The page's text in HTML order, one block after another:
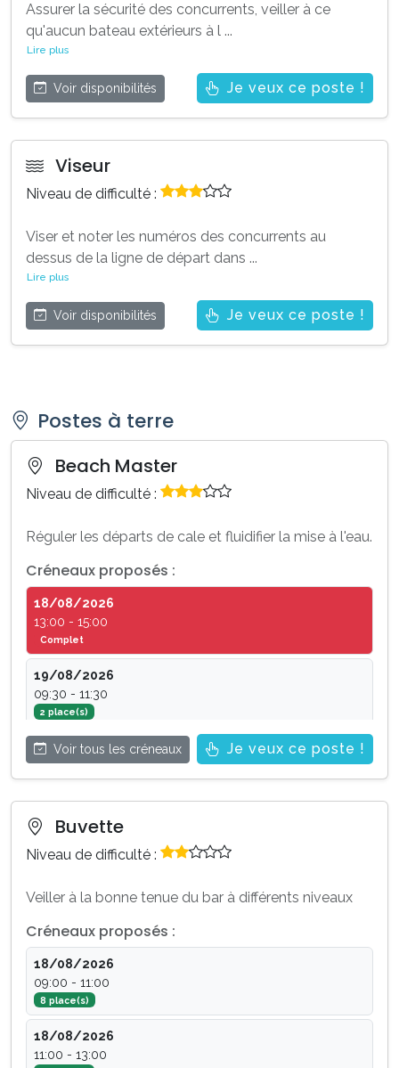
Assurer la sécurité des concurrents, veiller à ce
qu'aucun bateau extérieurs à l ...
Lire plus
Voir disponibilités Je veux ce poste !
Viseur
Niveau de difficulté :
Viser et noter les numéros des concurrents au
dessus de la ligne de départ dans ...
Lire plus
Voir disponibilités Je veux ce poste !
Postes à terre
Beach Master
Niveau de difficulté :
Réguler les départs de cale et fluidifier la mise à l'eau.
Créneaux proposés :
18/08/2026
13:00 - 15:00
Complet
19/08/2026
09:30 - 11:30
2 place(s)
19/08/2026
13:30 - 15:00
20/08/2026
09:30 - 11:30
1 place(s)
20/08/2026
2 place(s)
21/08/2026
09:30 - 11:30
1 place(s)
21/08/2026
13:30 - 15:00
Voir tous les créneaux Je veux ce poste !
Buvette
Niveau de difficulté :
Veiller à la bonne tenue du bar à différents niveaux
Créneaux proposés :
18/08/2026
09:00 - 11:00
8 place(s)
18/08/2026
11:00 - 13:00